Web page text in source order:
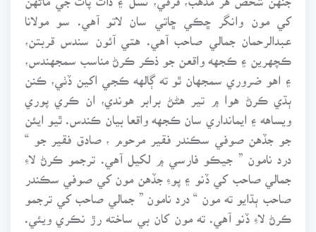
کي مون وانگر ڇڪي ڇاتي سان لاتو آهي. سو مولانا
عبدالرحمان جمالي صاحب آهي. هتي آئون سندس قربتن،
ڪچهرين ۽ ڪجهه واقعن جو ذڪر ڪرڻ مناسب سمجهندس،
۽ اهو ضروري سمجهان ٿو ته ڳالهه ڪجي اکين ڏٺي، ڪنن
ٻڌي ڪرڻ هوا ۾ تير هڻڻ برابر هوندي، ان ڪري پوري
ويساهه ۽ ايمانداري سان ڪجهه واقعا بيان ڪندس. ٿيو ايئن
جو جڏهن صوفي سڪندر فقير مرحوم ، صادق فقير جو “
درد نامون ” جيڪو فارسي ۾ لکيل آهي. ترجمو ڪرڻ لاءِ
جمالي صاحب کي ڏنو ۽ پوءِ جڏهن مون کي صوفي سڪندر
صاحب ٻڌايو ته مون “ درد نامون ” جمالي صاحب کي ترجمو
ڪرڻ لاءِ ڏنو آهي. ته مون کان بي ساخته رڙ نڪري ويئي.